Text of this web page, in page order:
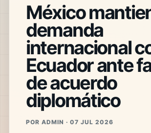
México
demanda
internacional
Ecuador ante
de acuerdo
diplomático
POR ADMIN · 07 JUL 2026